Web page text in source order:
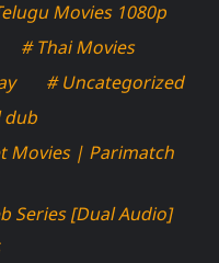
Movies 1080p
# Thai Movies
# Uncategorized
dub
Movies | Parimatch
Series [Dual Audio]